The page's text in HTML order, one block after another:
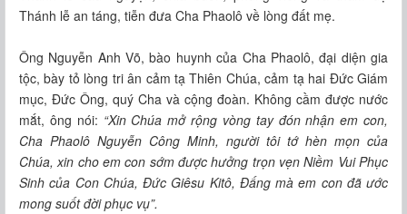
Thánh lễ an táng, tiễn đưa Cha Phaolô về lòng đất mẹ.
Ông Nguyễn Anh Võ, bào huynh của Cha Phaolô, đại diện gia
tộc, bày tỏ lòng tri ân cảm tạ Thiên Chúa, cảm tạ hai Đức Giám
mục, Đức Ông, quý Cha và cộng đoàn. Không cầm được nước
mắt, ông nói: “Xin Chúa mở rộng vòng tay đón nhận em con,
Cha Phaolô Nguyễn Công Minh, người tôi tớ hèn mọn của
Chúa, xin cho em con sớm được hưởng trọn vẹn Niềm Vui Phục
Sinh của Con Chúa, Đức Giêsu Kitô, Đấng mà em con đã ước
mong suốt đời phục vụ”.